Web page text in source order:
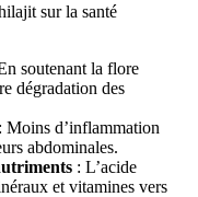
sur la santé
soutenant la flore
dégradation des
: Moins d’inflammation
abdominales.
: L’acide
et vitamines vers